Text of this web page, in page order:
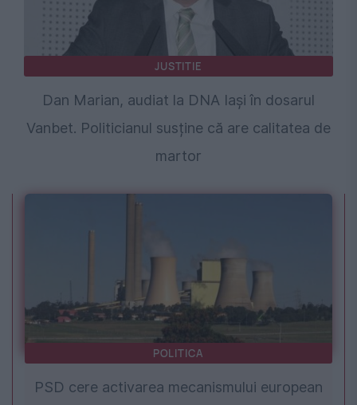
JUSTITIE
Dan Marian, audiat la DNA Iași în dosarul
Vanbet. Politicianul susține că are calitatea de
martor
POLITICA
PSD cere activarea mecanismului european